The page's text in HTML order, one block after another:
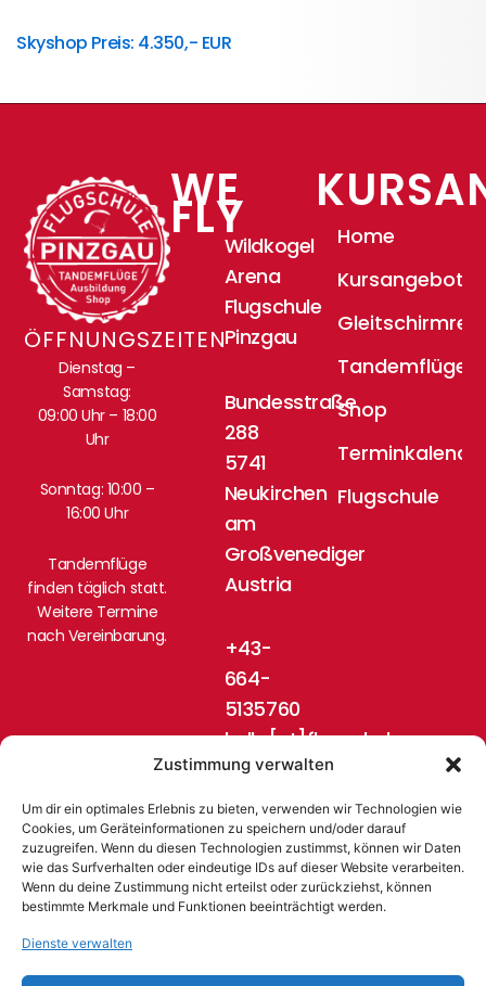
Zustimmung verwalten
Um dir ein optimales Erlebnis zu bieten, verwenden wir Technologien wie
Cookies, um Geräteinformationen zu speichern und/oder darauf
zuzugreifen. Wenn du diesen Technologien zustimmst, können wir Daten
wie das Surfverhalten oder eindeutige IDs auf dieser Website verarbeiten.
Wenn du deine Zustimmung nicht erteilst oder zurückziehst, können
bestimmte Merkmale und Funktionen beeinträchtigt werden.
Dienste verwalten
Skyshop Preis: 4.350,- EUR
ÖFFNUNGSZEITEN
Dienstag –
Samstag:
09:00 Uhr – 18:00
Uhr
Sonntag: 10:00 –
16:00 Uhr
Tandemflüge
finden täglich statt.
Weitere Termine
nach Vereinbarung.
WE
FLYWildkogel
Arena
Flugschule
Pinzgau
Bundesstraße
288
5741
Neukirchen
am
Großvenediger
Austria
+43-
664-
5135760
hello[at]flugschule-
pinzgau.at
Home
Kursangebote
Tandemflüge
Shop
Flugschule
© 2024 Flugschule Pinzgau, Austria